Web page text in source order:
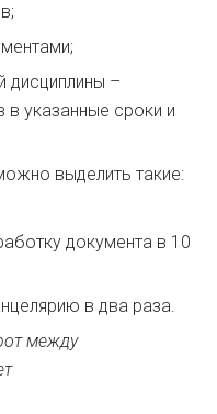
дисциплины –
в указанные сроки и
выделить такие:
документа в 10
в два раза.